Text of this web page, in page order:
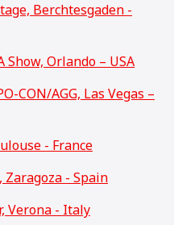
Berchtesgaden -
Show, Orlando – USA
CON/AGG, Las Vegas –
- France
Zaragoza - Spain
Verona - Italy